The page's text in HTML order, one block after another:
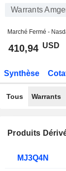
Warrants
Marché Fermé -
410,94 USD
Synthèse
Tous Warrants
Produits
MJ3Q4N